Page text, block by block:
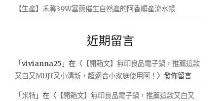
【生產】禾馨39W塞藥催生自然產的阿香順產流水帳
近期留言
「vivianna25 」在〈 【開箱文】無印良品電子鍋，推薦這款
又白又MUJI又小清新，超適合小家庭使用阿！ 〉發佈留言
「米特 」在〈 【開箱文】無印良品電子鍋，推薦這款又白又